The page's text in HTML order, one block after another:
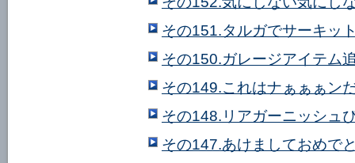
その151.タルガでサーキッ
その150.ガレージアイテム
その149.これはナぁぁぁン
その148.リアガーニッシュ
その147.あけましておめで